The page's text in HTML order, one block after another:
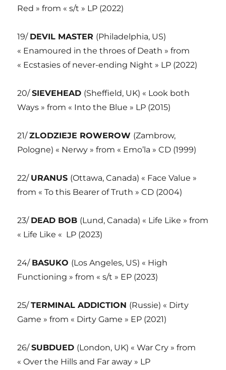
Red » from « s/t » LP (2022)
19/ DEVIL MASTER (Philadelphia, US)
« Enamoured in the throes of Death » from
« Ecstasies of never-ending Night » LP (2022)
20/SIEVEHEAD (Sheffield, UK) « Look both
Ways » from « Into the Blue » LP (2015)
21/ZLODZIEJE ROWEROW (Zambrow,
Pologne) « Nerwy » from « Emo’la » CD (1999)
22/ URANUS (Ottawa, Canada) « Face Value »
from « To this Bearer of Truth » CD (2004)
23/ DEAD BOB (Lund, Canada) « Life Like » from
« Life Like « LP (2023)
24/ BASUKO (Los Angeles, US) « High
Functioning » from « s/t » EP (2023)
25/TERMINAL ADDICTION (Russie) « Dirty
Game » from « Dirty Game » EP (2021)
26/SUBDUED (London, UK) « War Cry » from
« Over the Hills and Far away » LP